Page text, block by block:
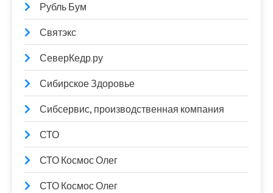
Рубль Бум
Святэкс
СеверКедр.ру
Сибирское Здоровье
Сибсервис, производственная компания
СТО
СТО Космос Олег
СТО Космос Олег